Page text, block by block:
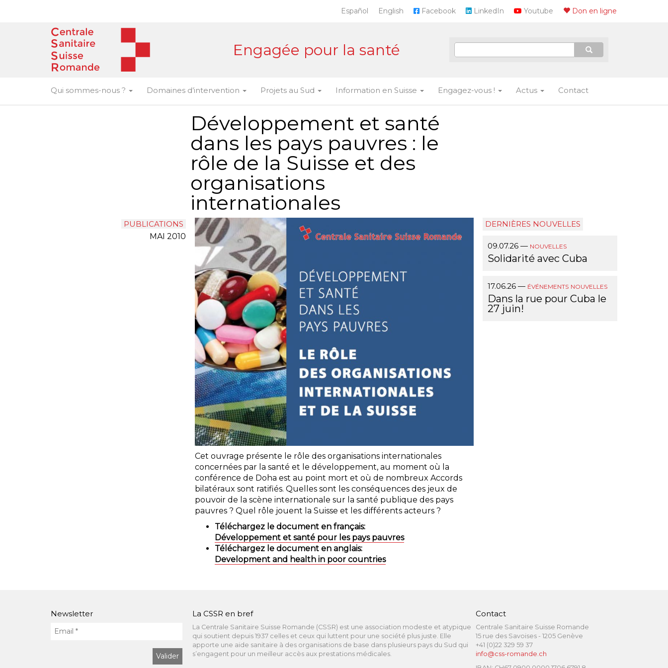
Don en ligne
Youtube
LinkedIn
Facebook
English
Español
Engagée pour la santé
Qui sommes-nous ? Domaines d’intervention Projets au Sud Information en Suisse Engagez-vous ! Actus Contact
Développement et santé
dans les pays pauvres : le
rôle de la Suisse et des
organisations
internationales
PUBLICATIONS
MAI 2010
Cet ouvrage présente le rôle des organisations internationales
concernées par la santé et le développement, au moment où la
conférence de Doha est au point mort et où de nombreux Accords
bilatéraux sont ratifiés. Quelles sont les conséquences des jeux de
pouvoir de la scène internationale sur la santé publique des pays
pauvres ? Quel rôle jouent la Suisse et les différents acteurs ?
Téléchargez le document en français:
Développement et santé pour les pays pauvres
Téléchargez le document en anglais:
Development and health in poor countries
DERNIÈRES NOUVELLES
09.07.26— NOUVELLES
Solidarité avec Cuba
17.06.26— ÉVÉNEMENTS NOUVELLES
Dans la rue pour Cuba le
27 juin!
Newsletter La CSSR en bref
La Centrale Sanitaire Suisse Romande (CSSR) est une association modeste et atypique
qui soutient depuis 1937 celles et ceux qui luttent pour une société plus juste. Elle
apporte une aide sanitaire à des organisations de base dans plusieurs pays du Sud qui
s’engagent pour un meilleur accès aux prestations médicales.
Contact
Centrale Sanitaire Suisse Romande
15 rue des Savoises - 1205 Genève
+41 (0)22 329 59 37
info@css-romande.ch